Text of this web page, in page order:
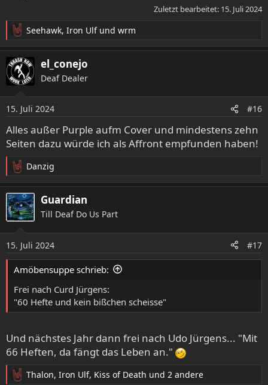
Zuletzt bearbeitet: 15. Juli 2024
R
e
a
k
t
n
e
n
:
Seehawk, Iron Ulfund wrm
el_conejo
Deaf Dealer
15. Juli 2024 #16
Alles außer Purple aufm Cover und mindestens zehn
Seiten dazu würde ich als Affront empfunden haben!
R
e
a
k
t
n
e
n
Danzig
Guardian
Till Deaf Do Us Part
15. Juli 2024 #17
Amöbensuppe schrieb:
Frei nach Curd Jürgens:
"60 Hefte und kein bißchen scheisse"
Und nächstes Jahr dann frei nach Udo Jürgens... "Mit
66 Heften, da fängt das Leben an."
R Thalon, Iron Ulf, Kiss of Death und 2 andere